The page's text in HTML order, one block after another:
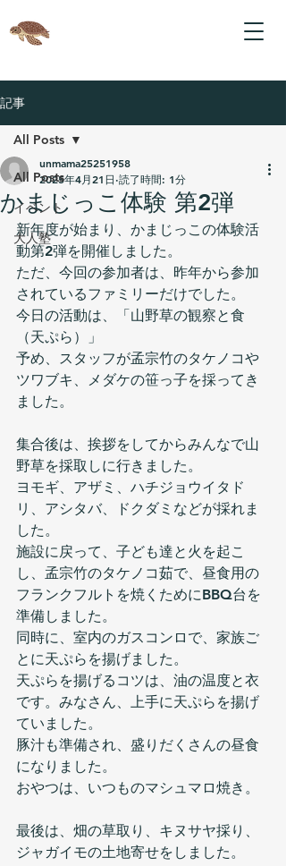
記事
All Posts
イベント
大人塾
All Posts
かまじっこ体験 第2弾
unmama25251958
2025年4月21日 読了時間: 1分
新年度が始まり、かまじっこの体験活
動第2弾を開催しました。
ただ、今回の参加者は、昨年から参加
されているファミリーだけでした。
今日の活動は、「山野草の観察と食
（天ぷら）」
予め、スタッフが孟宗竹のタケノコや
ツワブキ、メダケの笹っ子を採ってき
ました。
集合後は、挨拶をしてからみんなで山
野草を採取しに行きました。
ヨモギ、アザミ、ハチジョウイタド
リ、アシタバ、ドクダミなどが採れま
した。
施設に戻って、子ども達と火を起こ
し、孟宗竹のタケノコ茹で、昼食用の
フランクフルトを焼くためにBBQ台を
準備しました。
同時に、室内のガスコンロで、家族ご
とに天ぷらを揚げました。
天ぷらを揚げるコツは、油の温度と衣
です。みなさん、上手に天ぷらを揚げ
ていました。
豚汁も準備され、盛りだくさんの昼食
になりました。
おやつは、いつものマシュマロ焼き。
最後は、畑の草取り、キヌサヤ採り、
ジャガイモの土地寄せをしました。